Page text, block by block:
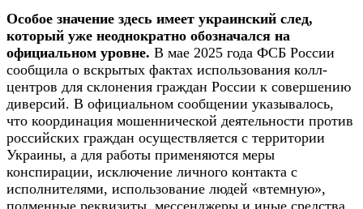
Особое значение здесь имеет украинский след,
который уже неоднократно обозначался на
официальном уровне. В мае 2025 года ФСБ России
сообщила о вскрытых фактах использования колл-
центров для склонения граждан России к совершению
диверсий. В официальном сообщении указывалось,
что координация мошеннической деятельности против
российских граждан осуществляется с территории
Украины, а для работы применяются меры
конспирации, исключение личного контакта с
исполнителями, использование людей «втемную»,